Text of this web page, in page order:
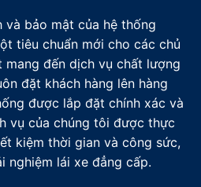
bảo mật của hệ thống
tiêu chuẩn mới cho các chủ
mang đến dịch vụ chất lượng
đặt khách hàng lên hàng
được lắp đặt chính xác và
vụ của chúng tôi được thực
kiệm thời gian và công sức,
nghiệm lái xe đẳng cấp.